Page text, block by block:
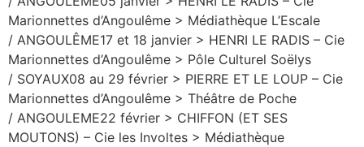
Marionnettes d’Angoulême > Médiathèque L’Escale
/ ANGOULÊME17 et 18 janvier > HENRI LE RADIS – Cie
Marionnettes d’Angoulême > Pôle Culturel Soëlys
/ SOYAUX08 au 29 février > PIERRE ET LE LOUP – Cie
Marionnettes d’Angoulême > Théâtre de Poche
/ ANGOULEME22 février > CHIFFON (ET SES
MOUTONS) – Cie les Involtes > Médiathèque